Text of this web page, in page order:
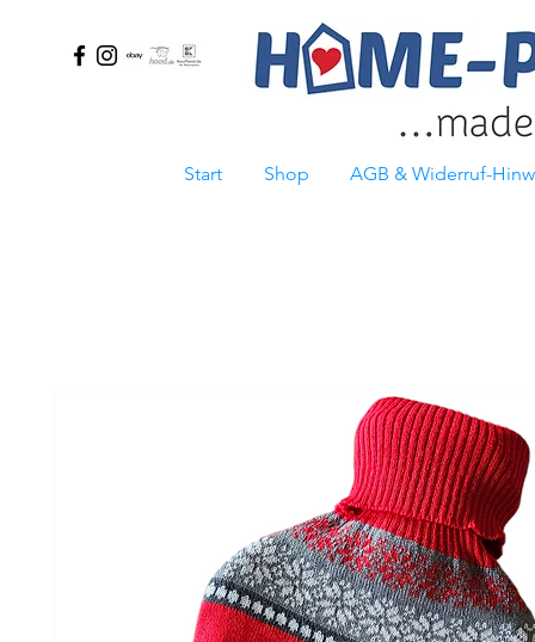
Start Shop AGB & Widerruf-